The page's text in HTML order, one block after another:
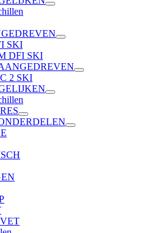
SKI
DFI SKI
2 SKI